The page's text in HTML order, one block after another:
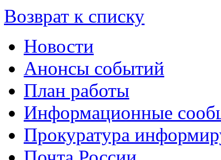
Возврат к списку
Новости
Анонсы событий
План работы
Информационные
Прокуратура